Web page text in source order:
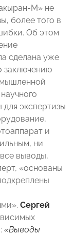
М» не
более того в
Об этом
сделана уже
заключению
экспертизы
и
ни
выводы,
«основаны
Сергей
«Выводы